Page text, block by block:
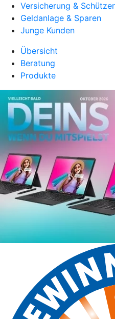
Versicherung &
Geldanlage & Sparen
Junge Kunden
Übersicht
Beratung
Produkte